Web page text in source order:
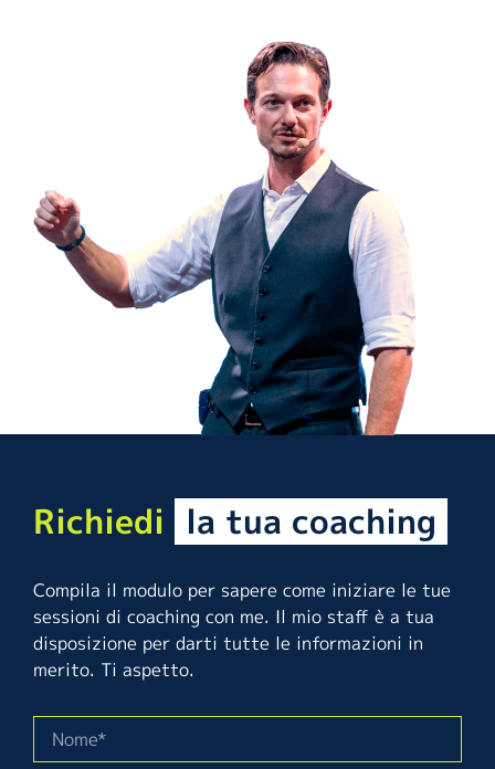
Richiedi la tua coaching
Compila il modulo per sapere come iniziare le tue
sessioni di coaching con me. Il mio staff è a tua
disposizione per darti tutte le informazioni in
merito. Ti aspetto.